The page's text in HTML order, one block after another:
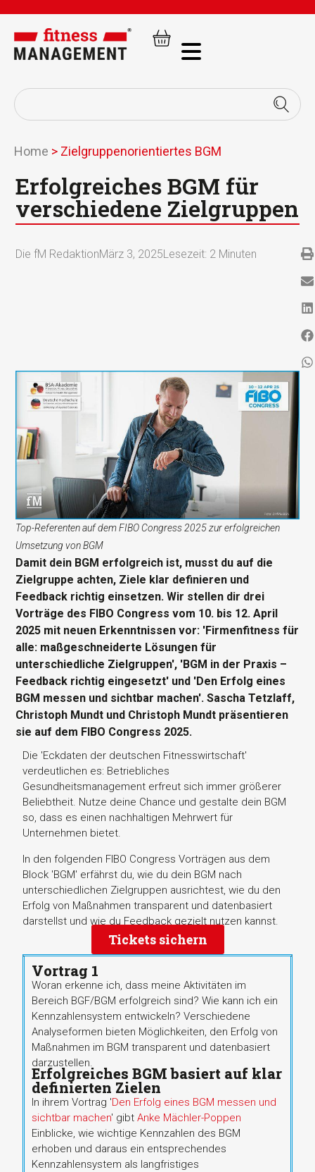
Home > Zielgruppenorientiertes BGM
Erfolgreiches BGM für
verschiedene Zielgruppen
Die fM RedaktionMärz 3, 2025Lesezeit: 2 Minuten
Top-Referenten auf dem FIBO Congress 2025 zur erfolgreichen
Umsetzung von BGM
Damit dein BGM erfolgreich ist, musst du auf die
Zielgruppe achten, Ziele klar definieren und
Feedback richtig einsetzen. Wir stellen dir drei
Vorträge des FIBO Congress vom 10. bis 12. April
2025 mit neuen Erkenntnissen vor: 'Firmenfitness für
alle: maßgeschneiderte Lösungen für
unterschiedliche Zielgruppen', 'BGM in der Praxis –
Feedback richtig eingesetzt' und 'Den Erfolg eines
BGM messen und sichtbar machen'. Sascha Tetzlaff,
Christoph Mundt und Christoph Mundt präsentieren
sie auf dem FIBO Congress 2025.
Die 'Eckdaten der deutschen Fitnesswirtschaft'
verdeutlichen es: Betriebliches
Gesundheitsmanagement erfreut sich immer größerer
Beliebtheit. Nutze deine Chance und gestalte dein BGM
so, dass es einen nachhaltigen Mehrwert für
Unternehmen bietet.
In den folgenden FIBO Congress Vorträgen aus dem
Block 'BGM' erfährst du, wie du dein BGM nach
unterschiedlichen Zielgruppen ausrichtest, wie du den
Erfolg von Maßnahmen transparent und datenbasiert
darstellst und wie du Feedback gezielt nutzen kannst.
Tickets sichern
Vortrag 1
Woran erkenne ich, dass meine Aktivitäten im
Bereich BGF/BGM erfolgreich sind? Wie kann ich ein
Kennzahlensystem entwickeln? Verschiedene
Analyseformen bieten Möglichkeiten, den Erfolg von
Maßnahmen im BGM transparent und datenbasiert
darzustellen.
Erfolgreiches BGM basiert auf klar
definierten Zielen
In ihrem Vortrag 'Den Erfolg eines BGM messen und
sichtbar machen' gibtAnke Mächler-Poppen
Einblicke, wie wichtige Kennzahlen des BGM
erhoben und daraus ein entsprechendes
Kennzahlensystem als langfristiges